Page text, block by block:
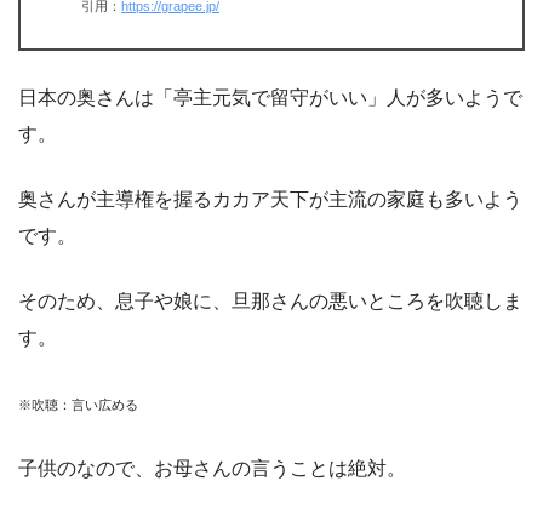
引用： https://grapee.jp/
日本の奥さんは「亭主元気で留守がいい」人が多いようで
す。
奥さんが主導権を握るカカア天下が主流の家庭も多いよう
です。
そのため、息子や娘に、旦那さんの悪いところを吹聴しま
す。
※吹聴：言い広める
子供のなので、お母さんの言うことは絶対。